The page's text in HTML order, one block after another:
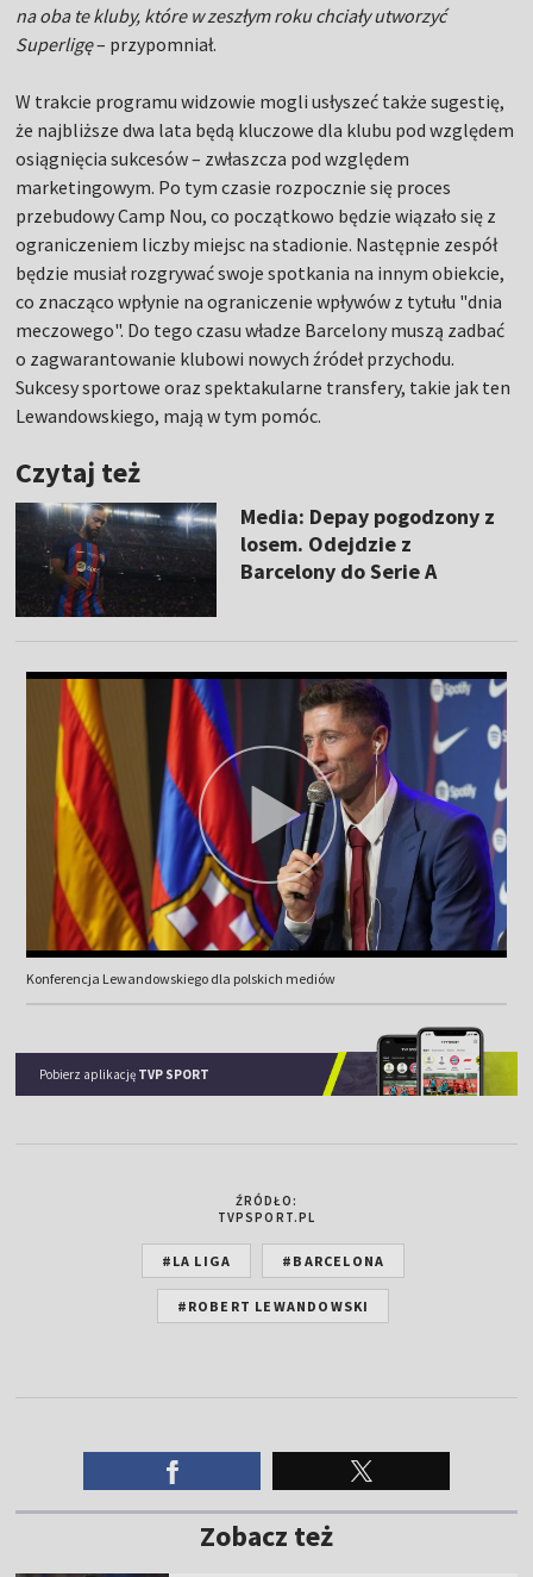
na oba te kluby, które w zeszłym roku chciały utworzyć
Superligę– przypomniał.
W trakcie programu widzowie mogli usłyszeć także sugestię,
że najbliższe dwa lata będą kluczowe dla klubu pod względem
osiągnięcia sukcesów – zwłaszcza pod względem
marketingowym. Po tym czasie rozpocznie się proces
przebudowy Camp Nou, co początkowo będzie wiązało się z
ograniczeniem liczby miejsc na stadionie. Następnie zespół
będzie musiał rozgrywać swoje spotkania na innym obiekcie,
co znacząco wpłynie na ograniczenie wpływów z tytułu "dnia
meczowego". Do tego czasu władze Barcelony muszą zadbać
o zagwarantowanie klubowi nowych źródeł przychodu.
Sukcesy sportowe oraz spektakularne transfery, takie jak ten
Lewandowskiego, mają w tym pomóc.
Czytaj też
Media: Depay pogodzony z
losem. Odejdzie z
Barcelony do Serie A
Konferencja Lewandowskiego dla polskich mediów
Pobierz aplikację TVP SPORT
ŹRÓDŁO:
TVPSPORT.PL
#LA LIGA #BARCELONA
#ROBERT LEWANDOWSKI
Zobacz też